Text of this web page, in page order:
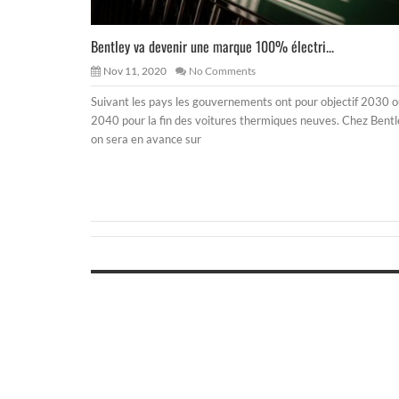
Bentley va devenir une marque 100% électri...
Nov 11, 2020 No Comments
Suivant les pays les gouvernements ont pour objectif 2030
2040 pour la fin des voitures thermiques neuves. Chez
on sera en avance sur